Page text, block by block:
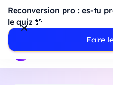
Reconversion pro : es-tu
le quiz 💯
Faire
Introduction à Power BI :
dashboard de A à Z
- Mardi 11
Professionnels
Étudiants